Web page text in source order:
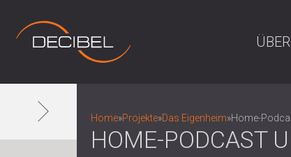
Home»Projekte»Das Eigenheim»Home-
HOME-PODCAST